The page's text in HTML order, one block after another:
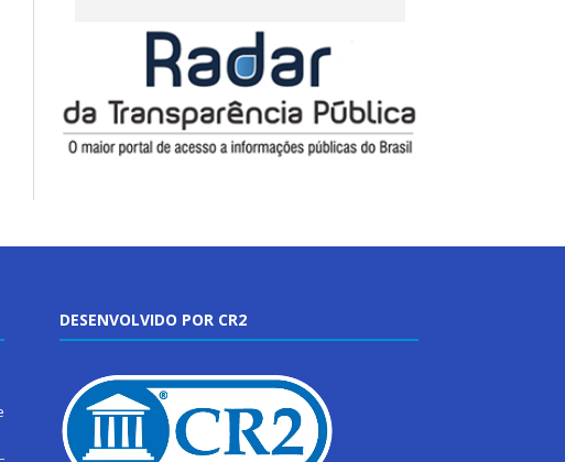
DESENVOLVIDO POR CR2